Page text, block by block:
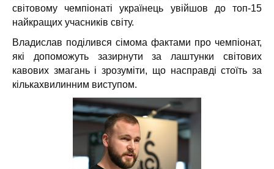
світовому чемпіонаті українець увійшов до топ-15
найкращих учасників світу.
Владислав поділився сімома фактами про чемпіонат,
які допоможуть зазирнути за лаштунки світових
кавових змагань і зрозуміти, що насправді стоїть за
кількахвилинним виступом.